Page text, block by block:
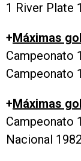
1 River Plate
+Máximas
Campeonato
Campeonato
+Máximas
Campeonato
Nacional